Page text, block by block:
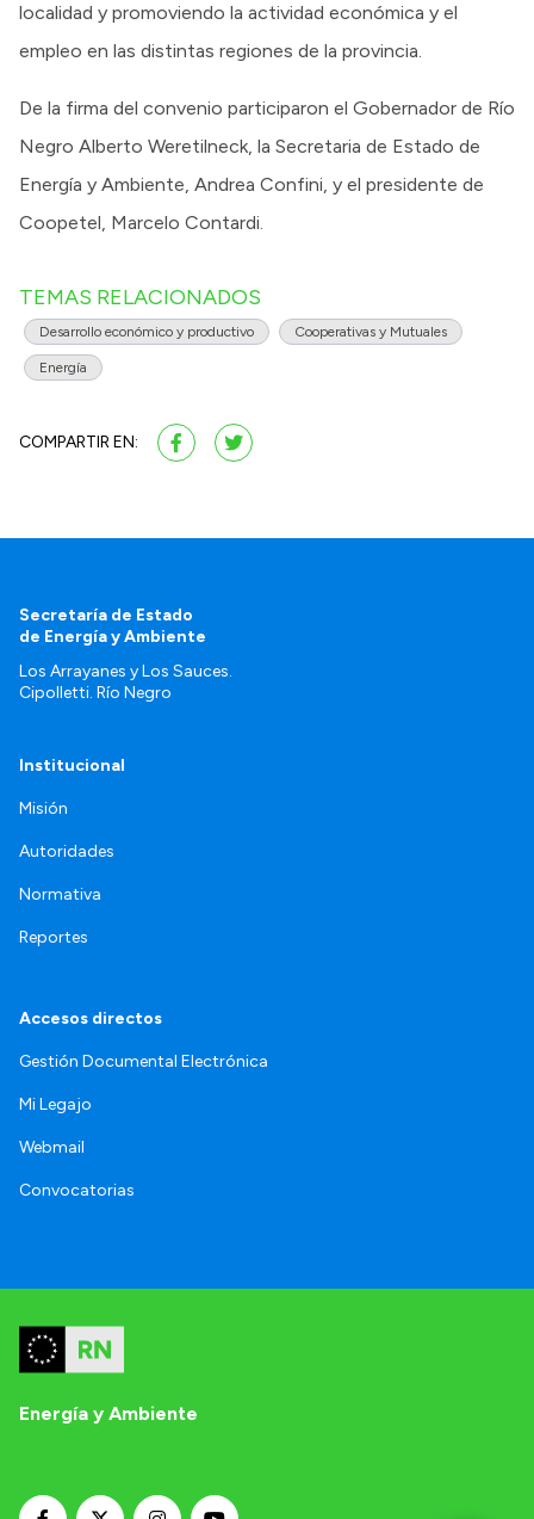
localidad y promoviendo la actividad económica y el
empleo en las distintas regiones de la provincia.
De la firma del convenio participaron el Gobernador de Río
Negro Alberto Weretilneck, la Secretaria de Estado de
Energía y Ambiente, Andrea Confini, y el presidente de
Coopetel, Marcelo Contardi.
TEMAS RELACIONADOS
Desarrollo económico y productivo Cooperativas y Mutuales
Energía
COMPARTIR EN:
Secretaría de Estado
de Energía y Ambiente
Los Arrayanes y Los Sauces.
Cipolletti. Río Negro
Institucional
Misión
Autoridades
Normativa
Reportes
Accesos directos
Gestión Documental Electrónica
Mi Legajo
Webmail
Convocatorias
Energía y Ambiente